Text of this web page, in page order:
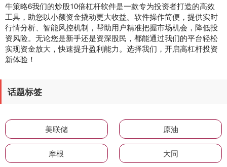
牛策略6我们的炒股10倍杠杆软件是一款专为投资者打造的高效
工具，助您以小额资金撬动更大收益。软件操作简便，提供实时
行情分析、智能风控机制，帮助用户精准把握市场机会，降低投
资风险。无论您是新手还是资深股民，都能通过我们的平台轻松
实现资金放大，快速提升盈利能力。选择我们，开启高杠杆投资
新体验！
话题标签
美联储 原油
摩根 大同